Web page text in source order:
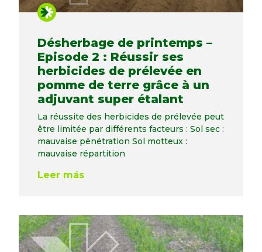
Désherbage de printemps –
Episode 2 : Réussir ses
herbicides de prélevée en
pomme de terre grâce à un
adjuvant super étalant
La réussite des herbicides de prélevée peut
être limitée par différents facteurs : Sol sec :
mauvaise pénétration Sol motteux :
mauvaise répartition
Leer más